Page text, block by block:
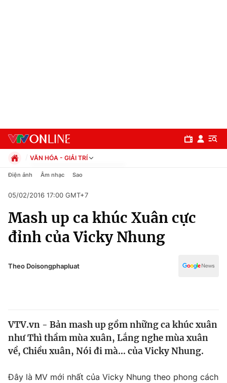
Chuyên mục
Chính trị
Thế giới
Kinh tế
VĂN HÓA - GIẢI TRÍ
Chính trị
Pháp luật
Kinh tế
Thể thao
Truyền hình
Y tế
Điện ảnh Âm nhạc Sao
05/02/2016 17:00 GMT+7
Mash up ca khúc Xuân cực
đỉnh của Vicky Nhung
Theo Doisongphapluat
VTV.vn - Bản mash up gồm những ca khúc xuân
như Thì thầm mùa xuân, Lắng nghe mùa xuân
về, Chiều xuân, Nói đi mà… của Vicky Nhung.
Đây là MV mới nhất của Vicky Nhung theo phong cách